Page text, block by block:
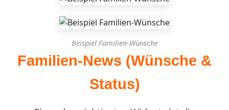
Beispiel Familien-Wünsche
Familien-News (Wünsche &
Status)